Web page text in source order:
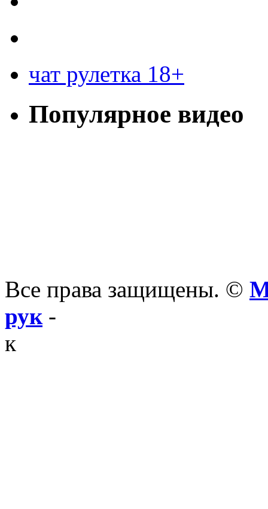
чат рулетка 18+
Популярное видео
Все права защищены. ©
рук-
к